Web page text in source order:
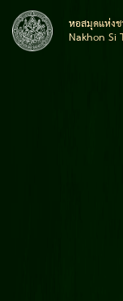
หอสมุดแห่ง
Nakhon Si